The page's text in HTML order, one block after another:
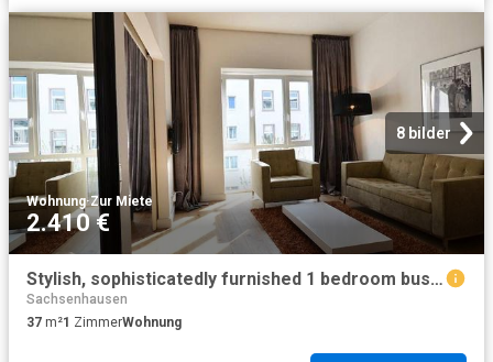
8 bilder
Wohnung·Zur Miete
2.410 €
Stylish, sophisticatedly furnished 1 bedroom business apartment in Frankfurt near Kaiserlei bridge, Frankfurt Amsterdam Apartments for Rent
Sachsenhausen
37 m²1 ZimmerWohnung